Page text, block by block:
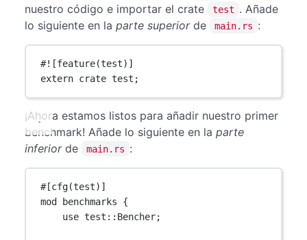
nuestro código e importar el crate
test . Añade
lo siguiente en la parte superiorde main.rs :
#![feature(test)]
extern crate test;
¡Ahora estamos listos para añadir nuestro primer
benchmark! Añade lo siguiente en la parte
inferiorde main.rs :
#[cfg(test)]
mod
benchmarks {
use test :: Bencher;